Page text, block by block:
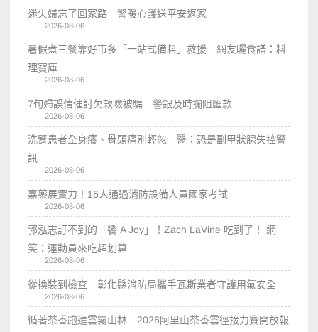
迷失婦忘了回家路 警暖心護送平安返家
2026-08-06
暑假煮三餐靠好市多「一站式備料」救援 網友曬食譜：料
理寶庫
2026-08-06
7旬婦誤信催討欠款險被騙 警銀及時攔阻匯款
2026-08-06
洗腎患者全身癢、骨頭痛別輕忽 醫：恐是副甲狀腺失控警
訊
2026-08-06
嘉藥展實力！15人通過消防設備人員國家考試
2026-08-06
郭泓志訂不到的「饗 A Joy」！Zach LaVine 吃到了！ 網
笑：運動員來吃超划算
2026-08-06
從換裝到檢查 彰化縣消防局攜手瓦斯業者守護用氣安全
2026-08-06
循著茶香跑進雲霧山林 2026阿里山茶香雲徑接力賽開放報